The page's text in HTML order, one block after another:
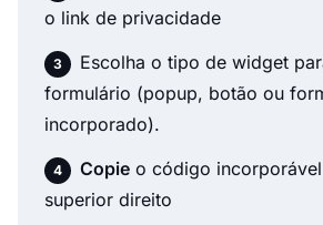
o link de privacidade
Escolha o tipo de widget
formulário (popup, botão ou
incorporado).
Copie o código
superior direito